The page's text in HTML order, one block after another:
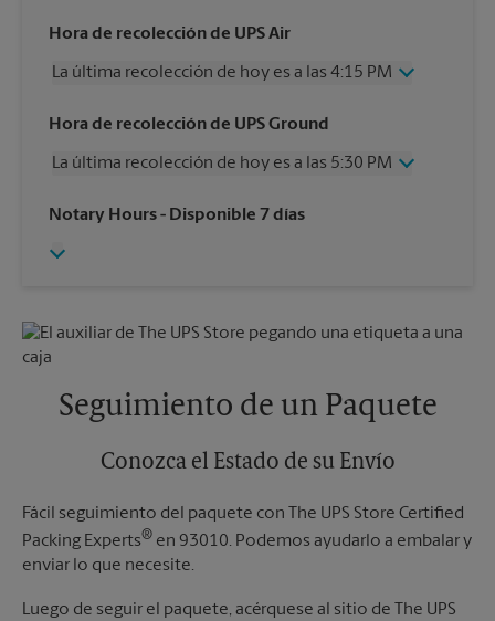
Hora de recolección de UPS Air
La última recolección de hoy es a las 4:15 PM
Miércoles
4:15 PM
Viernes
4:15 PM
Domingo
Sin Recolección
Hora de recolección de UPS Ground
La última recolección de hoy es a las 5:30 PM
Miércoles
5:30 PM
Viernes
Lunes
5:30 PM
Notary Hours- Disponible 7 días
Seguimiento de un Paquete
Conozca el Estado de su Envío
Fácil seguimiento del paquete con The UPS Store Certified
Packing Experts® en 93010. Podemos ayudarlo a embalar y
enviar lo que necesite.
Luego de seguir el paquete, acérquese al sitio de The UPS